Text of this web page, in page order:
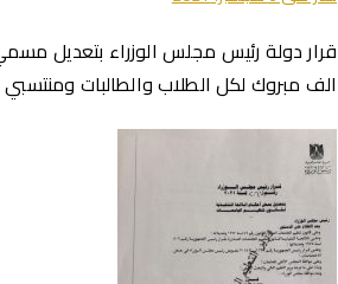
قرار دولة رئيس مجلس الوزراء بتعديل
الف مبروك لكل الطلاب والطالبات